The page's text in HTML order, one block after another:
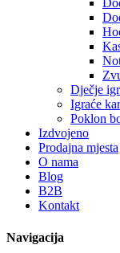
Dječje
Igraće
Poklon
Izdvojeno
Prodajna mjesta
O nama
Blog
B2B
Kontakt
Navigacija